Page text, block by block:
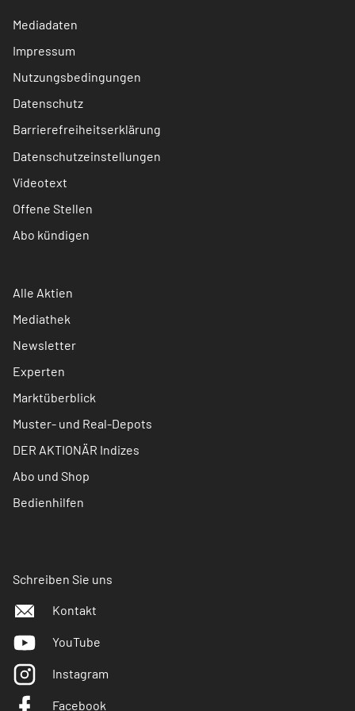
Mediadaten
Impressum
Nutzungsbedingungen
Datenschutz
Barrierefreiheitserklärung
Datenschutzeinstellungen
Videotext
Offene Stellen
Abo kündigen
Alle Aktien
Mediathek
Newsletter
Experten
Marktüberblick
Muster- und Real-Depots
DER AKTIONÄR Indizes
Abo und Shop
Bedienhilfen
Schreiben Sie uns
Kontakt
YouTube
Instagram
Facebook